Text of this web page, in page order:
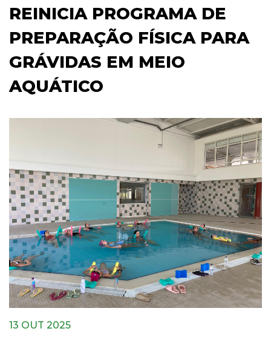
REINICIA PROGRAMA DE
PREPARAÇÃO FÍSICA PARA
GRÁVIDAS EM MEIO
AQUÁTICO
13 OUT 2025